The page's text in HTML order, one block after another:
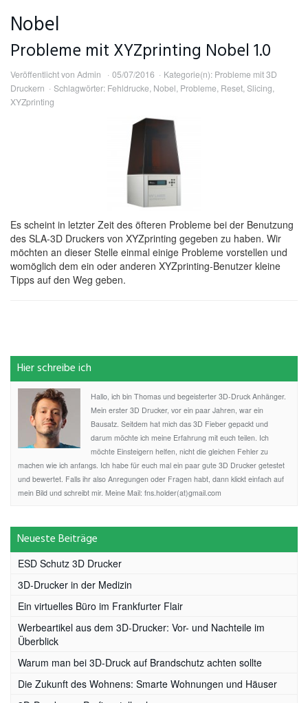
Nobel
Probleme mit XYZprinting Nobel 1.0
Veröffentlicht von Admin 05/07/2016 Kategorie(n): Probleme mit 3D
Druckern
Schlagwörter: Fehldrucke, Nobel, Probleme, Reset, Slicing,
XYZprinting
Es scheint in letzter Zeit des öfteren Probleme bei der Benutzung
des SLA-3D Druckers von XYZprinting gegeben zu haben. Wir
möchten an dieser Stelle einmal einige Probleme vorstellen und
womöglich dem ein oder anderen XYZprinting-Benutzer kleine
Tipps auf den Weg geben.
Hier schreibe ich
Hallo, ich bin Thomas und begeisterter 3D-Druck Anhänger.
Mein erster 3D Drucker, vor ein paar Jahren, war ein
Bausatz. Seitdem hat mich das 3D Fieber gepackt und
darum möchte ich meine Erfahrung mit euch teilen. Ich
möchte Einsteigern helfen, nicht die gleichen Fehler zu
machen wie ich anfangs. Ich habe für euch mal ein paar gute 3D Drucker getestet
und bewertet. Falls ihr also Anregungen oder Fragen habt, dann klickt einfach auf
mein Bild und schreibt mir. Meine Mail: fns.holder(at)gmail.com
Neueste Beiträge
ESD Schutz 3D Drucker
3D-Drucker in der Medizin
Ein virtuelles Büro im Frankfurter Flair
Werbeartikel aus dem 3D-Drucker: Vor- und Nachteile im
Überblick
Warum man bei 3D-Druck auf Brandschutz achten sollte
Die Zukunft des Wohnens: Smarte Wohnungen und Häuser